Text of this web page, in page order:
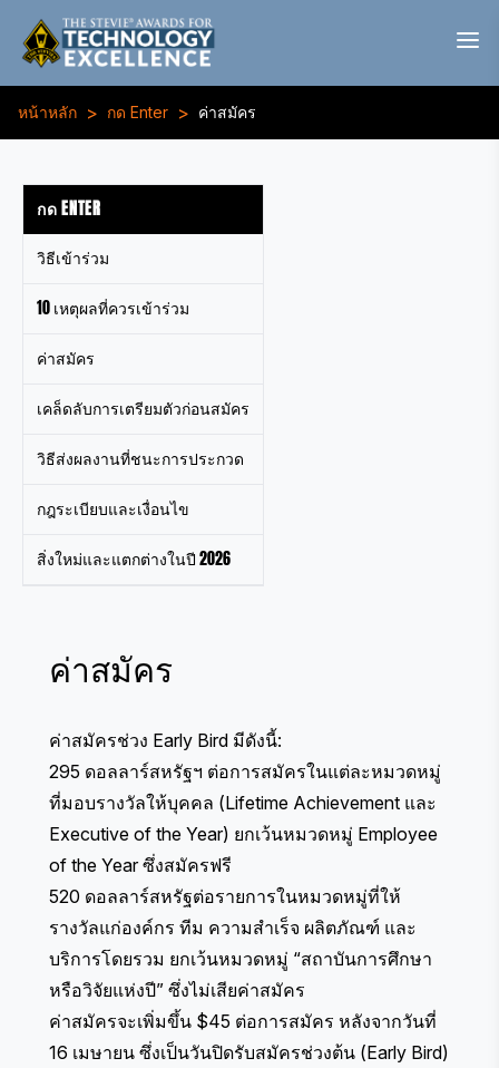
หน้าหลัก > กด Enter > ค่าสมัคร
กด ENTER
วิธีเข้าร่วม
10 เหตุผลที่ควรเข้าร่วม
ค่าสมัคร
เคล็ดลับการเตรียมตัวก่อนสมัคร
วิธีส่งผลงานที่ชนะการประกวด
กฎระเบียบและเงื่อนไข
สิ่งใหม่และแตกต่างในปี 2026
ค่าสมัคร
ค่าสมัครช่วง Early Bird มีดังนี้:
295 ดอลลาร์สหรัฐฯ ต่อการสมัครในแต่ละหมวดหมู่
ที่มอบรางวัลให้บุคคล (Lifetime Achievement และ
Executive of the Year) ยกเว้นหมวดหมู่ Employee
of the Year ซึ่งสมัครฟรี
520 ดอลลาร์สหรัฐต่อรายการในหมวดหมู่ที่ให้
รางวัลแก่องค์กร ทีม ความสำเร็จ ผลิตภัณฑ์ และ
บริการโดยรวม ยกเว้นหมวดหมู่ “สถาบันการศึกษา
หรือวิจัยแห่งปี” ซึ่งไม่เสียค่าสมัคร
ค่าสมัครจะเพิ่มขึ้น $45 ต่อการสมัคร หลังจากวันที่
16 เมษายน ซึ่งเป็นวันปิดรับสมัครช่วงต้น (Early Bird)